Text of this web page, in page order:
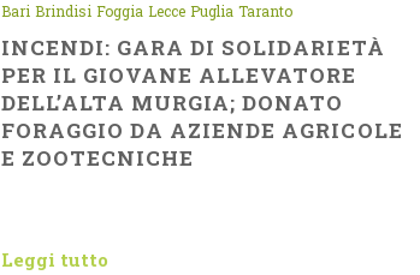
Bari Brindisi Foggia Lecce Puglia Taranto
INCENDI: GARA DI SOLIDARIETÀ
PER IL GIOVANE ALLEVATORE
DELL’ALTA MURGIA; DONATO
FORAGGIO DA AZIENDE AGRICOLE
E ZOOTECNICHE
Leggi tutto